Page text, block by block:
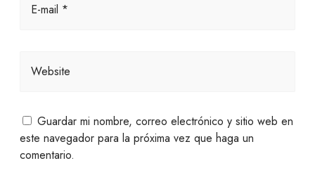
E-mail *
Website
Guardar mi nombre, correo electrónico y sitio web en
este navegador para la próxima vez que haga un
comentario.